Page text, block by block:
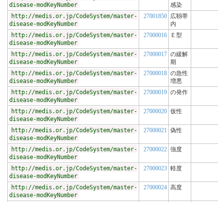
disease-modKeyNumber
感染
http://medis.or.jp/CodeSystem/master-
disease-modKeyNumber
27001850 広靱帯
内
http://medis.or.jp/CodeSystem/master-
disease-modKeyNumber
27000016 Ｅ型
http://medis.or.jp/CodeSystem/master-
disease-modKeyNumber
27000017 の緩解
期
http://medis.or.jp/CodeSystem/master-
disease-modKeyNumber
27000018 の急性
増悪
http://medis.or.jp/CodeSystem/master-
disease-modKeyNumber
27000019 の発作
http://medis.or.jp/CodeSystem/master-
disease-modKeyNumber
27000020 仮性
http://medis.or.jp/CodeSystem/master-
disease-modKeyNumber
27000021 偽性
http://medis.or.jp/CodeSystem/master-
disease-modKeyNumber
27000022 強度
http://medis.or.jp/CodeSystem/master-
disease-modKeyNumber
27000023 軽度
http://medis.or.jp/CodeSystem/master-
disease-modKeyNumber
27000024 高度